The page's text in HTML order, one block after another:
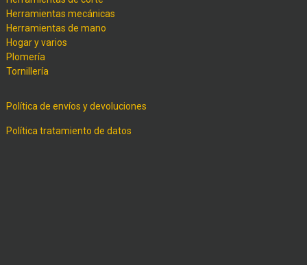
Herramientas mecánicas
Herramientas de mano
Hogar y varios
Plomería
Tornillería
Política de envíos y devoluciones
Política tratamiento de datos